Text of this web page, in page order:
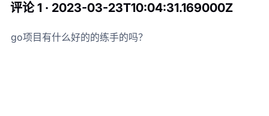
评论 1 · 2023-03-23T10:04:31.169000Z
go项目有什么好的的练手的吗？